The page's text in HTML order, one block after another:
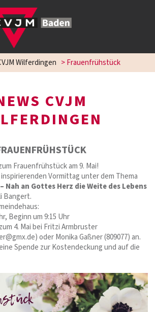
Wilferdingen >Frauenfrühstück
CVJM
Frauenfrühstück am 9. Mai!
Vormittag unter dem Thema
Nah an Gottes Herz die Weite des Lebens
Bangert.
Beginn um 9:15 Uhr
4. Mai bei Fritzi Armbruster
oder Monika Gaßner (809077) an.
Spende zur Kostendeckung und auf die